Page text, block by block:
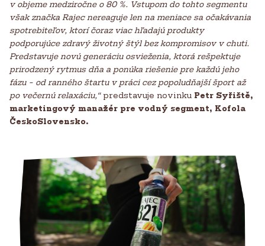
v objeme medziročne o 80 %. Vstupom do tohto segmentu
však značka Rajec nereaguje len na meniace sa očakávania
spotrebiteľov, ktorí čoraz viac hľadajú produkty
podporujúce zdravý životný štýl bez kompromisov v chuti.
Predstavuje novú generáciu osvieženia, ktorá rešpektuje
prirodzený rytmus dňa a ponúka riešenie pre každú jeho
fázu - od ranného štartu v práci cez popoludňajší šport až
po večernú relaxáciu,“predstavuje novinku Petr Syřiště,
marketingový manažér pre vodný segment, Kofola
ČeskoSlovensko.